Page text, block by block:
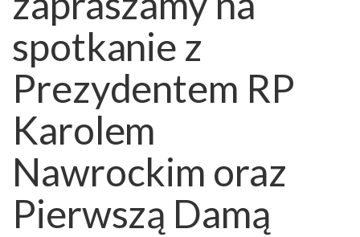
spotkanie z
Prezydentem RP
Karolem
Nawrockim oraz
Pierwszą Damą